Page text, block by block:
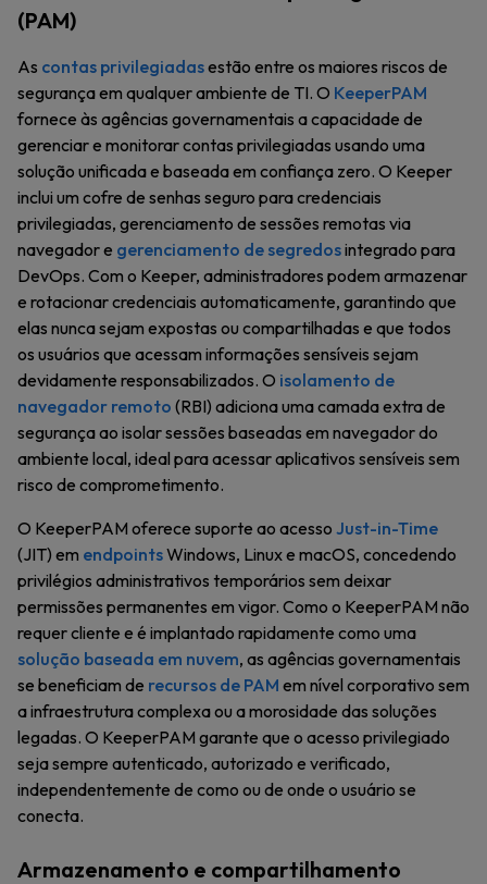
(PAM)
As contas privilegiadasestão entre os maiores riscos de
segurança em qualquer ambiente de TI. O KeeperPAM
fornece às agências governamentais a capacidade de
gerenciar e monitorar contas privilegiadas usando uma
solução unificada e baseada em confiança zero. O Keeper
inclui um cofre de senhas seguro para credenciais
privilegiadas, gerenciamento de sessões remotas via
navegador e gerenciamento de segredosintegrado para
DevOps. Com o Keeper, administradores podem armazenar
e rotacionar credenciais automaticamente, garantindo que
elas nunca sejam expostas ou compartilhadas e que todos
os usuários que acessam informações sensíveis sejam
devidamente responsabilizados. O isolamento de
navegador remoto (RBI) adiciona uma camada extra de
segurança ao isolar sessões baseadas em navegador do
ambiente local, ideal para acessar aplicativos sensíveis sem
risco de comprometimento.
O KeeperPAM oferece suporte ao acesso Just-in-Time
(JIT) em endpointsWindows, Linux e macOS, concedendo
privilégios administrativos temporários sem deixar
permissões permanentes em vigor. Como o KeeperPAM não
requer cliente e é implantado rapidamente como uma
solução baseada em nuvem, as agências governamentais
se beneficiam de recursos de PAM em nível corporativo sem
a infraestrutura complexa ou a morosidade das soluções
legadas. O KeeperPAM garante que o acesso privilegiado
seja sempre autenticado, autorizado e verificado,
independentemente de como ou de onde o usuário se
conecta.
Armazenamento e compartilhamento